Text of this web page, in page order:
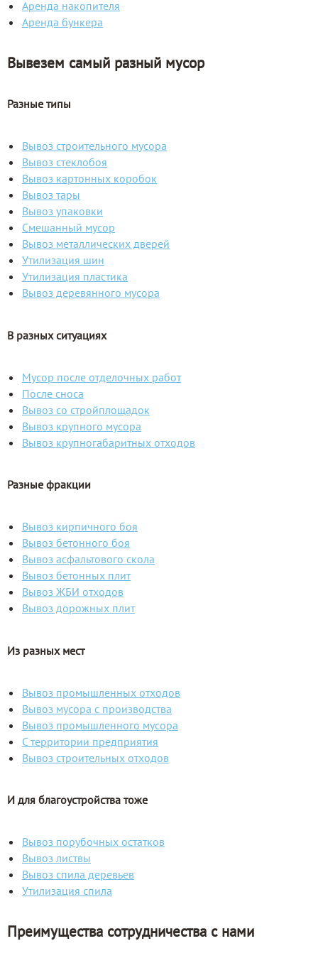
Аренда накопителя
Аренда бункера
Вывезем самый разный мусор
Разные типы
Вывоз строительного мусора
Вывоз стеклобоя
Вывоз картонных коробок
Вывоз тары
Вывоз упаковки
Смешанный мусор
Вывоз металлических дверей
Утилизация шин
Утилизация пластика
Вывоз деревянного мусора
В разных ситуациях
Мусор после отделочных работ
После сноса
Вывоз со стройплощадок
Вывоз крупного мусора
Вывоз крупногабаритных отходов
Разные фракции
Вывоз кирпичного боя
Вывоз бетонного боя
Вывоз асфальтового скола
Вывоз бетонных плит
Вывоз ЖБИ отходов
Вывоз дорожных плит
Из разных мест
Вывоз промышленных отходов
Вывоз мусора с производства
Вывоз промышленного мусора
С территории предприятия
Вывоз строительных отходов
И для благоустройства тоже
Вывоз порубочных остатков
Вывоз листвы
Вывоз спила деревьев
Утилизация спила
Преимущества сотрудничества с нами